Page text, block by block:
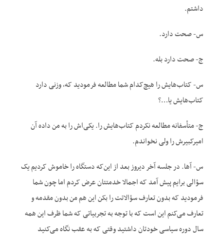
داشتم.
س- صحت دارد.
ج- صحت دارد بله.
س- کتاب‌هایش را هیچ‌کدام شما مطالعه فرمودید که، وزنی دارد
کتاب‌هایش یا…؟
ج- متأسفانه مطالعه نکردم کتاب‌هایش را. یکی‌اش را به من داده آن
امیرکبیرش را ولی نخواندم.
س- آها. در جلسه آخر دیروز بعد از این‌که دستگاه را خاموش کردیم یک
سؤالی برایم پیش آمد که اجمالا خدمتتان عرض کردم اما چون شما
فرمودید که بدون تعارف سؤالاتت را بکن این هم من بدون مقدمه و
تعارف می‌کنم این است که با توجه به تجربیاتی که شما ظرف این همه
سال دوره سیاسی خودتان داشتید وقتی که به عقب نگاه می‌کنید